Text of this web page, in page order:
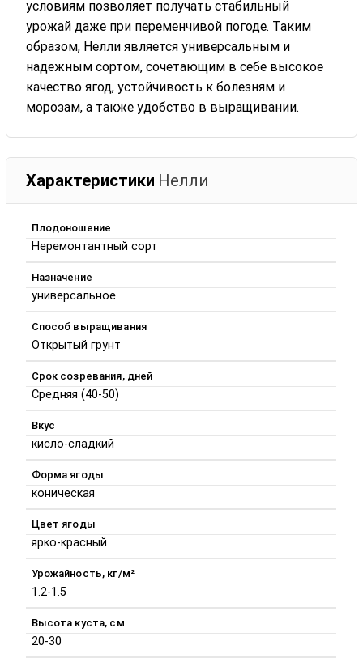
условиям позволяет получать стабильный
урожай даже при переменчивой погоде. Таким
образом, Нелли является универсальным и
надежным сортом, сочетающим в себе высокое
качество ягод, устойчивость к болезням и
морозам, а также удобство в выращивании.
Характеристики Нелли
Плодоношение
Неремонтантный сорт
Назначение
универсальное
Способ выращивания
Открытый грунт
Срок созревания, дней
Средняя (40-50)
Вкус
кисло-сладкий
Форма ягоды
коническая
Цвет ягоды
ярко-красный
Урожайность, кг/м²
1.2-1.5
Высота куста, см
20-30